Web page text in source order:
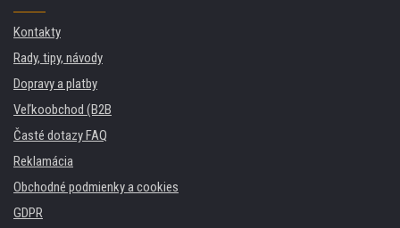
Kontakty
Rady, tipy, návody
Dopravy a platby
Veľkoobchod (B2B
Časté dotazy FAQ
Reklamácia
Obchodné podmienky a cookies
GDPR